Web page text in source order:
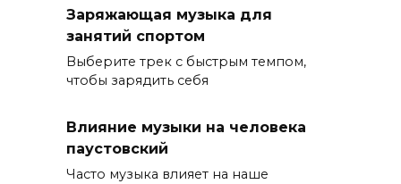
Заряжающая музыка для
занятий спортом
Выберите трек с быстрым темпом,
чтобы зарядить себя
Влияние музыки на человека
паустовский
Часто музыка влияет на наше